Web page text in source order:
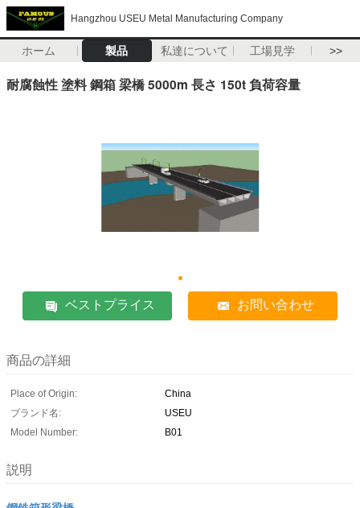
Hangzhou USEU Metal Manufacturing Company
ホーム 製品 私達について 工場見学 >>
耐腐蝕性 塗料 鋼箱 梁橋 5000m 長さ 150t 負荷容量
ベストプライス お問い合わせ
商品の詳細
Place of Origin:
China
ブランド名:
USEU
Model Number:
B01
説明